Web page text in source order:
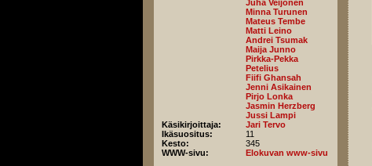
Juha Veijonen
Minna Turunen
Mateus Tembe
Matti Leino
Andrei Tsumak
Maija Junno
Pirkka-Pekka
Petelius
Fiifi Ghansah
Jenni Asikainen
Pirjo Lonka
Jasmin Herzberg
Jussi Lampi
Käsikirjoittaja:
Jari Tervo
Ikäsuositus:
11
Kesto:
345
WWW-sivu:
Elokuvan www-sivu